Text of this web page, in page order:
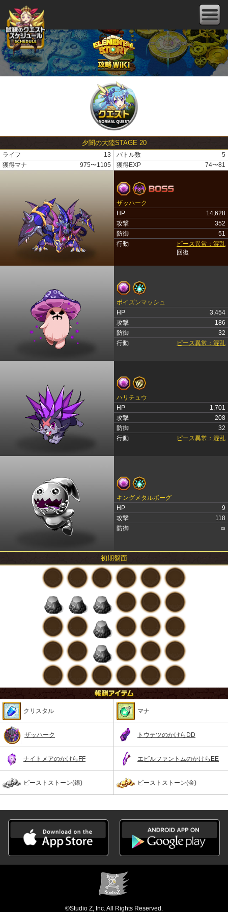
夕闇の大陸STAGE 20
ライフ 13 バトル数
5
獲得マナ
975〜1105 獲得EXP 74〜81
ザッハーク
HP
14,628
攻撃
352
防御
51
行動
ピース異常：混乱
回復
ポイズンマッシュ
HP
3,454
攻撃
186
防御
32
行動
ピース異常：混乱
ハリチュウ
HP
1,701
攻撃
208
防御
32
行動
ピース異常：混乱
キングメタルボーグ
HP
9
攻撃
118
防御
∞
初期盤面
クリスタル マナ
ザッハーク トウテツのかけらDD
ナイトメアのかけらFF エビルファントムのかけらEE
ビーストストーン(銀) ビーストストーン(金)
©Studio Z, Inc. All Rights Reserved.